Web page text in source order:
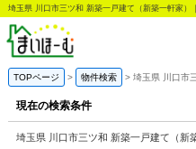
埼玉県 川口市三ツ和 新築一戸建て（新築一軒家）
TOPページ 物件検索 埼玉県 川口市
現在の検索条件
埼玉県 川口市三ツ和 新築一戸建て（新